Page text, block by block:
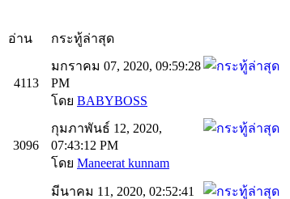
อ่าน กระทู้ล่าสุด
4113
มกราคม 07, 2020, 09:59:28
PM
โดย BABYBOSS
3096
กุมภาพันธ์ 12, 2020,
07:43:12 PM
โดย Maneerat kunnam
มีนาคม 11, 2020, 02:52:41